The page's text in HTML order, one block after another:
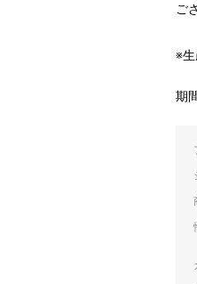
ご
※
期